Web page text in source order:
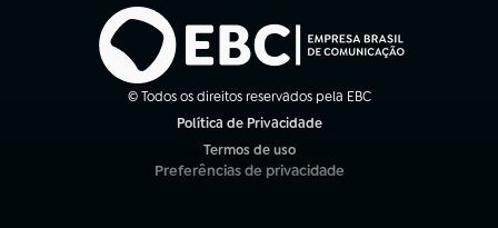
© Todos os direitos reservados pela EBC
Política de Privacidade
Termos de uso
(abre em nova aba)
Preferências de privacidade